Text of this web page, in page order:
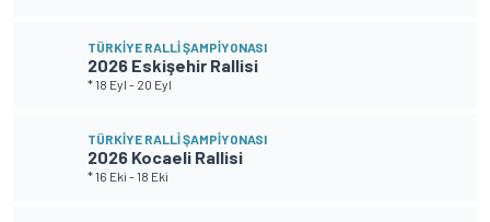
TÜRKIYE RALLI ŞAMPIYONASI
2026 Eskişehir Rallisi
* 18 Eyl - 20 Eyl
TÜRKIYE RALLI ŞAMPIYONASI
2026 Kocaeli Rallisi
* 16 Eki -18 Eki